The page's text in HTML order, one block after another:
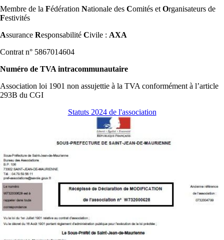
Membre de laFédérationNationale desComités etOrganisateurs de
Festivités
AssuranceResponsabilitéCivile : AXA
Contrat n° 5867014604
Numéro de TVA intracommunautaire
Association loi 1901 non assujettie à la TVA conformément à l’article
293B du CGI
Statuts 2024 de l'association